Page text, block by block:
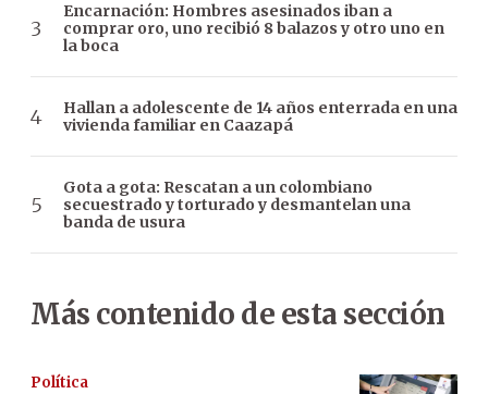
Encarnación: Hombres asesinados iban a
comprar oro, uno recibió 8 balazos y otro uno en
la boca
Hallan a adolescente de 14 años enterrada en una
vivienda familiar en Caazapá
Gota a gota: Rescatan a un colombiano
secuestrado y torturado y desmantelan una
banda de usura
Más contenido de esta sección
Política